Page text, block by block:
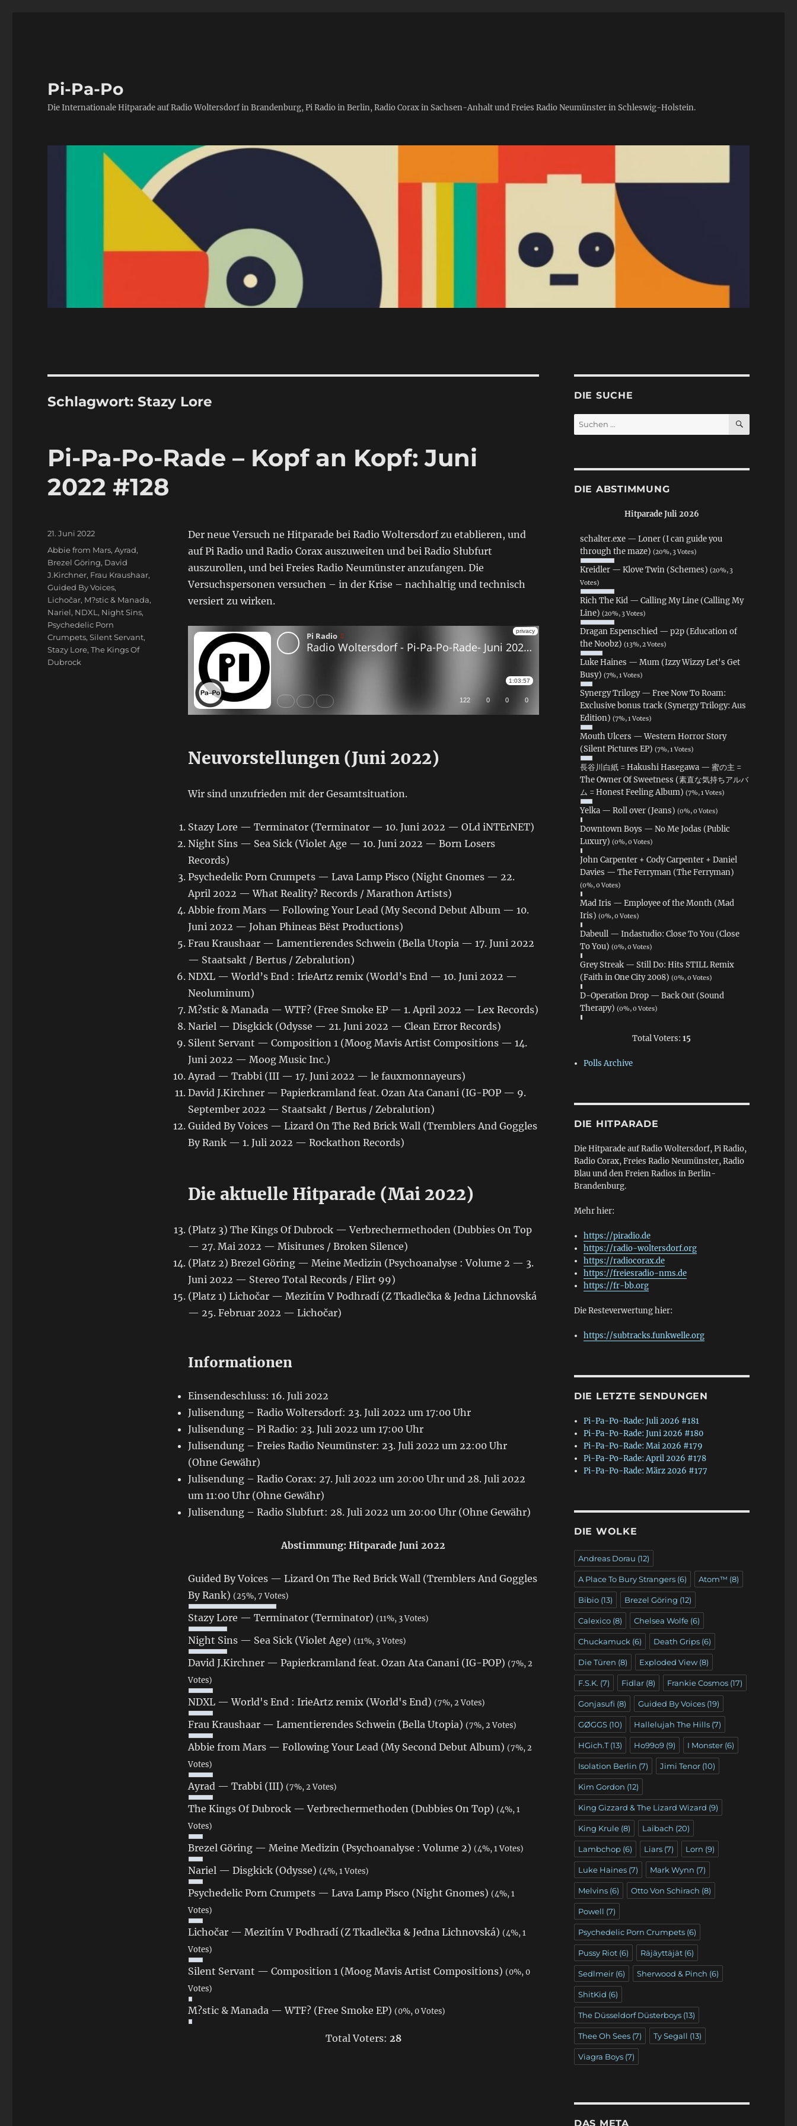
Pi-Pa-Po
Die Internationale Hitparade auf Radio Woltersdorf in Brandenburg, Pi Radio in Berlin, Radio Corax in Sachsen-Anhalt und Freies Radio Neumünster in Schleswig-Holstein.
Schlagwort:Stazy Lore
Pi-Pa-Po-Rade – Kopf an Kopf: Juni
2022 #128
Der neue Versuch ne Hitparade bei Radio Woltersdorf zu etablieren, und
auf Pi Radio und Radio Corax auszuweiten und bei Radio Słubfurt
auszurollen, und bei Freies Radio Neumünster anzufangen. Die
Versuchspersonen versuchen – in der Krise – nachhaltig und technisch
versiert zu wirken.
Neuvorstellungen (Juni 2022)
Wir sind unzufrieden mit der Gesamtsituation.
Stazy Lore — Terminator (Terminator — 10. Juni 2022 — OLd iNTErNET)
Night Sins — Sea Sick (Violet Age — 10. Juni 2022 — Born Losers
Records)
Psychedelic Porn Crumpets — Lava Lamp Pisco (Night Gnomes — 22.
April 2022 — What Reality? Records / Marathon Artists)
Abbie from Mars — Following Your Lead (My Second Debut Album — 10.
Juni 2022 — Johan Phineas Bëst Productions)
Frau Kraushaar — Lamentierendes Schwein (Bella Utopia — 17. Juni 2022
— Staatsakt / Bertus / Zebralution)
NDXL — World’s End : IrieArtz remix (World’s End — 10. Juni 2022 —
Neoluminum)
M?stic & Manada — WTF? (Free Smoke EP — 1. April 2022 — Lex Records)
Nariel — Disgkick (Odysse — 21. Juni 2022 — Clean Error Records)
Silent Servant — Composition 1 (Moog Mavis Artist Compositions — 14.
Juni 2022 — Moog Music Inc.)
Ayrad — Trabbi (III — 17. Juni 2022 — le fauxmonnayeurs)
David J.Kirchner — Papierkramland feat. Ozan Ata Canani (IG-POP — 9.
September 2022 — Staatsakt / Bertus / Zebralution)
Guided By Voices — Lizard On The Red Brick Wall (Tremblers And Goggles
By Rank — 1. Juli 2022 — Rockathon Records)
Die aktuelle Hitparade (Mai 2022)
(Platz 3) The Kings Of Dubrock — Verbrechermethoden (Dubbies On Top
— 27. Mai 2022 — Misitunes / Broken Silence)
(Platz 2) Brezel Göring — Meine Medizin (Psychoanalyse : Volume 2 — 3.
Juni 2022 — Stereo Total Records / Flirt 99)
(Platz 1) Lichočar — Mezitím V Podhradí (Z Tkadlečka & Jedna Lichnovská
— 25. Februar 2022 — Lichočar)
Informationen
Einsendeschluss: 16. Juli 2022
Julisendung – Radio Woltersdorf: 23. Juli 2022 um 17:00 Uhr
Julisendung – Pi Radio: 23. Juli 2022 um 17:00 Uhr
Julisendung – Freies Radio Neumünster: 23. Juli 2022 um 22:00 Uhr
(Ohne Gewähr)
Julisendung – Radio Corax: 27. Juli 2022 um 20:00 Uhr und 28. Juli 2022
um 11:00 Uhr (Ohne Gewähr)
Julisendung – Radio Slubfurt: 28. Juli 2022 um 20:00 Uhr (Ohne Gewähr)
Abstimmung: Hitparade Juni 2022
Guided By Voices — Lizard On The Red Brick Wall (Tremblers And Goggles
By Rank) (25%, 7 Votes)
Stazy Lore — Terminator (Terminator) (11%, 3 Votes)
Night Sins — Sea Sick (Violet Age) (11%, 3 Votes)
David J.Kirchner — Papierkramland feat. Ozan Ata Canani (IG-POP) (7%, 2
Votes)
NDXL — World's End : IrieArtz remix (World's End) (7%, 2 Votes)
Frau Kraushaar — Lamentierendes Schwein (Bella Utopia) (7%, 2 Votes)
Abbie from Mars — Following Your Lead (My Second Debut Album) (7%, 2
Votes)
Ayrad — Trabbi (III) (7%, 2 Votes)
The Kings Of Dubrock — Verbrechermethoden (Dubbies On Top) (4%, 1
Votes)
Brezel Göring — Meine Medizin (Psychoanalyse : Volume 2) (4%, 1 Votes)
Nariel — Disgkick (Odysse) (4%, 1 Votes)
Psychedelic Porn Crumpets — Lava Lamp Pisco (Night Gnomes) (4%, 1
Votes)
Lichočar — Mezitím V Podhradí (Z Tkadlečka & Jedna Lichnovská) (4%, 1
Votes)
Silent Servant — Composition 1 (Moog Mavis Artist Compositions) (0%, 0
Votes)
M?stic & Manada — WTF? (Free Smoke EP) (0%, 0 Votes)
Total Voters: 28
Veröffentlicht
am
21. Juni 2022
Schlagwörter
Abbie from Mars,Ayrad,
Brezel Göring, David
J.Kirchner, Frau Kraushaar,
Guided By Voices,
Lichočar, M?stic & Manada,
Nariel, NDXL , Night Sins,
Psychedelic Porn
Crumpets,Silent Servant,
Stazy Lore,The Kings Of
Dubrock
DIE SUCHE
Suchen
nach:
SUCHEN
DIE ABSTIMMUNG
Hitparade Juli 2026
schalter.exe — Loner (I can guide you
through the maze) (20%, 3 Votes)
Kreidler — Klove Twin (Schemes) (20%, 3
Votes)
Rich The Kid — Calling My Line (Calling My
Line) (20%, 3 Votes)
Dragan Espenschied — p2p (Education of
the Noobz) (13%, 2 Votes)
Luke Haines — Mum (Izzy Wizzy Let's Get
Busy) (7%, 1 Votes)
Synergy Trilogy — Free Now To Roam:
Exclusive bonus track (Synergy Trilogy: Aus
Edition) (7%, 1 Votes)
Mouth Ulcers — Western Horror Story
(Silent Pictures EP) (7%, 1 Votes)
長谷川白紙 = Hakushi Hasegawa — 蜜の主 =
The Owner Of Sweetness (素直な気持ちアルバ
ム = Honest Feeling Album) (7%, 1 Votes)
Yelka — Roll over (Jeans) (0%, 0 Votes)
Downtown Boys — No Me Jodas (Public
Luxury) (0%, 0 Votes)
John Carpenter + Cody Carpenter + Daniel
Davies — The Ferryman (The Ferryman)
(0%, 0 Votes)
Mad Iris — Employee of the Month (Mad
Iris) (0%, 0 Votes)
Dabeull — Indastudio: Close To You (Close
To You) (0%, 0 Votes)
Grey Streak — Still Do: Hits STILL Remix
(Faith in One City 2008) (0%, 0 Votes)
D-Operation Drop — Back Out (Sound
Therapy) (0%, 0 Votes)
Total Voters:15
Polls Archive
DIE HITPARADE
Die Hitparade auf Radio Woltersdorf, Pi Radio,
Radio Corax, Freies Radio Neumünster, Radio
Blau und den Freien Radios in Berlin-
Brandenburg.
Mehr hier:
https://piradio.de
https://radio-woltersdorf.org
https://radiocorax.de
https://freiesradio-nms.de
https://fr-bb.org
Die Resteverwertung hier:
https://subtracks.funkwelle.org
DIE LETZTE SENDUNGEN
Pi-Pa-Po-Rade: Juli 2026 #181
Pi-Pa-Po-Rade: Juni 2026 #180
Pi-Pa-Po-Rade: Mai 2026 #179
Pi-Pa-Po-Rade: April 2026 #178
Pi-Pa-Po-Rade: März 2026 #177
DIE WOLKE
Andreas Dorau (12)
A Place To Bury Strangers(6) Atom™ (8)
Bibio(13) Brezel Göring (12)
Calexico(8) Chelsea Wolfe(6)
Chuckamuck (6) Death Grips(6)
Die Türen (8) Exploded View(8)
F.S.K. (7) Fidlar(8) Frankie Cosmos(17)
Gonjasufi (8) Guided By Voices(19)
GØGGS(10) Hallelujah The Hills(7)
HGich.T(13) Ho99o9(9) I Monster(6)
Isolation Berlin (7) Jimi Tenor(10)
Kim Gordon (12)
King Gizzard & The Lizard Wizard (9)
King Krule(8) Laibach (20)
Lambchop(6) Liars(7) Lorn (9)
Luke Haines(7) Mark Wynn (7)
Melvins(6) Otto Von Schirach (8)
Powell (7)
Psychedelic Porn Crumpets(6)
Pussy Riot(6) Räjäyttäjät(6)
Sedlmeir(6) Sherwood & Pinch (6)
ShitKid (6)
The Düsseldorf Düsterboys(13)
Thee Oh Sees(7) Ty Segall (13)
Viagra Boys(7)
DAS META